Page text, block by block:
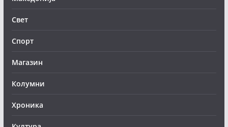
Свет
Спорт
Магазин
Колумни
Хроника